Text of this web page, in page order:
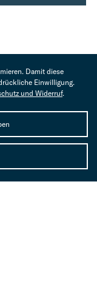
Damit diese
Einwilligung.
und Widerruf.